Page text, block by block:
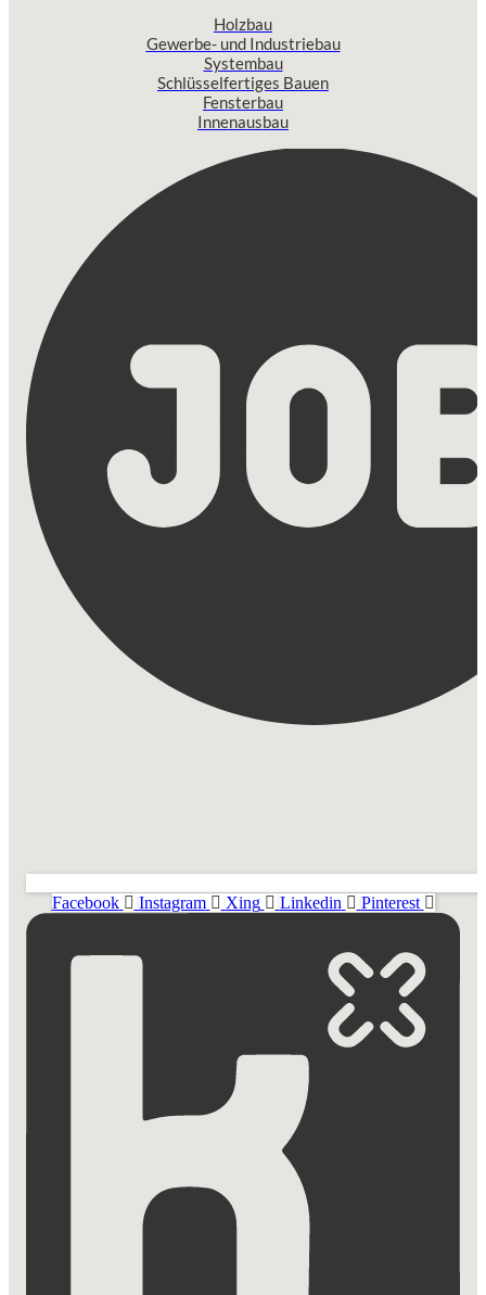
Holzbau
Gewerbe- und Industriebau
Systembau
Schlüsselfertiges Bauen
Fensterbau
Innenausbau
Facebook Instagram Xing Linkedin Pinterest